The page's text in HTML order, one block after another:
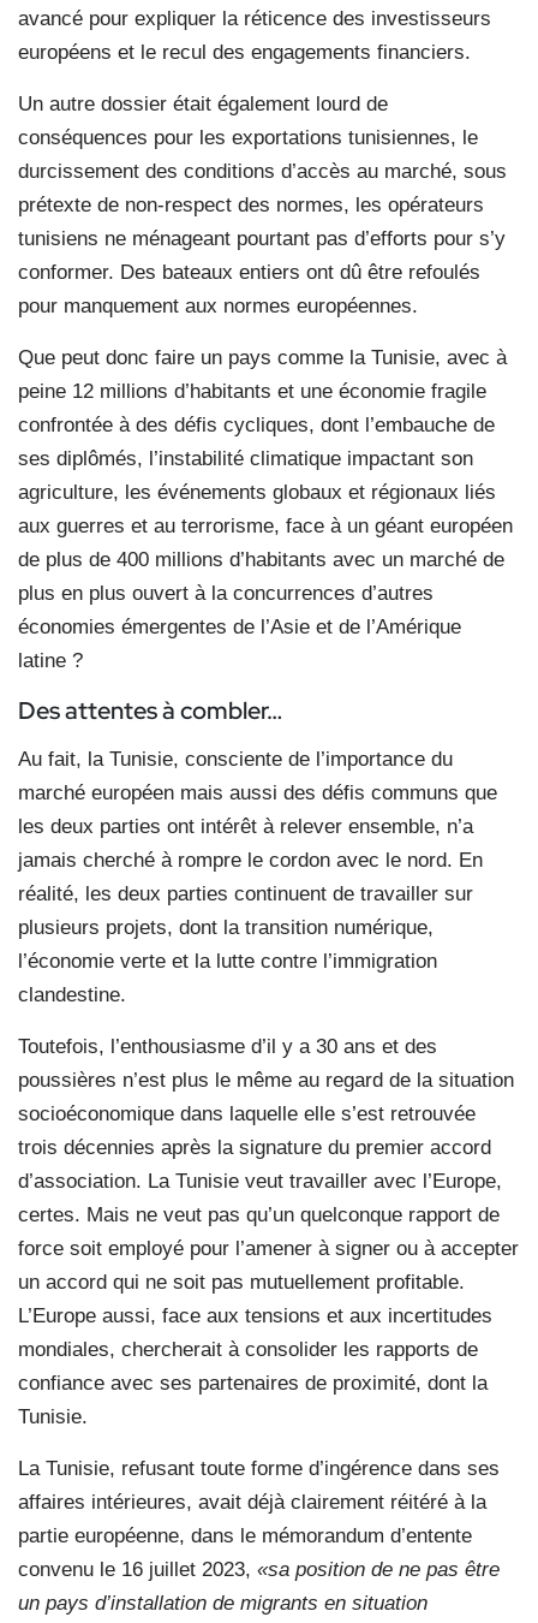
avancé pour expliquer la réticence des investisseurs
européens et le recul des engagements financiers.
Un autre dossier était également lourd de
conséquences pour les exportations tunisiennes, le
durcissement des conditions d’accès au marché, sous
prétexte de non-respect des normes, les opérateurs
tunisiens ne ménageant pourtant pas d’efforts pour s’y
conformer. Des bateaux entiers ont dû être refoulés
pour manquement aux normes européennes.
Que peut donc faire un pays comme la Tunisie, avec à
peine 12 millions d’habitants et une économie fragile
confrontée à des défis cycliques, dont l’embauche de
ses diplômés, l’instabilité climatique impactant son
agriculture, les événements globaux et régionaux liés
aux guerres et au terrorisme, face à un géant européen
de plus de 400 millions d’habitants avec un marché de
plus en plus ouvert à la concurrences d’autres
économies émergentes de l’Asie et de l’Amérique
latine ?
Des attentes à combler…
Au fait, la Tunisie, consciente de l’importance du
marché européen mais aussi des défis communs que
les deux parties ont intérêt à relever ensemble, n’a
jamais cherché à rompre le cordon avec le nord. En
réalité, les deux parties continuent de travailler sur
plusieurs projets, dont la transition numérique,
l’économie verte et la lutte contre l’immigration
clandestine.
Toutefois, l’enthousiasme d’il y a 30 ans et des
poussières n’est plus le même au regard de la situation
socioéconomique dans laquelle elle s’est retrouvée
trois décennies après la signature du premier accord
d’association. La Tunisie veut travailler avec l’Europe,
certes. Mais ne veut pas qu’un quelconque rapport de
force soit employé pour l’amener à signer ou à accepter
un accord qui ne soit pas mutuellement profitable.
L’Europe aussi, face aux tensions et aux incertitudes
mondiales, chercherait à consolider les rapports de
confiance avec ses partenaires de proximité, dont la
Tunisie.
La Tunisie, refusant toute forme d’ingérence dans ses
affaires intérieures, avait déjà clairement réitéré à la
partie européenne, dans le mémorandum d’entente
convenu le 16 juillet 2023, «sa position de ne pas être
un pays d’installation de migrants en situation